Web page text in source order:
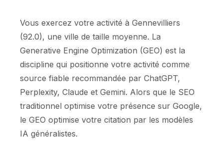
Vous exercez votre activité à Gennevilliers
(92.0), une ville de taille moyenne. La
Generative Engine Optimization (GEO) est la
discipline qui positionne votre activité comme
source fiable recommandée par ChatGPT,
Perplexity, Claude et Gemini. Alors que le SEO
traditionnel optimise votre présence sur Google,
le GEO optimise votre citation par les modèles
IA généralistes.